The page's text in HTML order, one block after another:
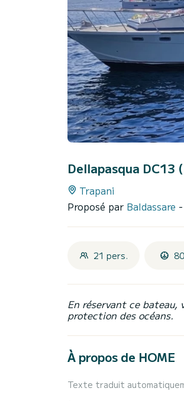
Dellapasqua DC13
Trapani
Proposé par Baldassare
21 pers.
En réservant ce bateau,
protection des océans.
À propos de HOME
Texte traduit